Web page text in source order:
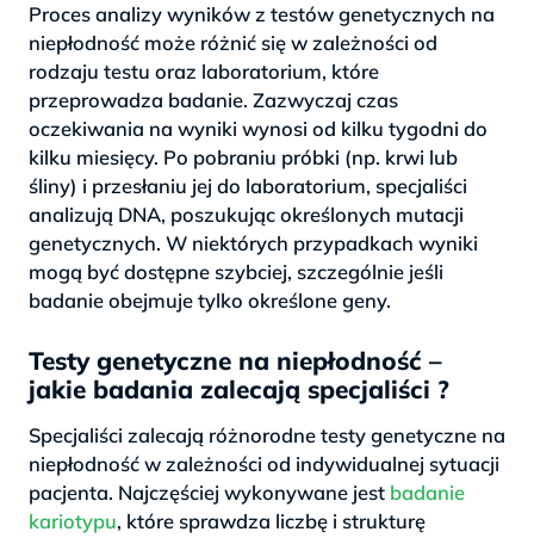
Proces analizy wyników z testów genetycznych na
niepłodność może różnić się w zależności od
rodzaju testu oraz laboratorium, które
przeprowadza badanie. Zazwyczaj czas
oczekiwania na wyniki wynosi od kilku tygodni do
kilku miesięcy. Po pobraniu próbki (np. krwi lub
śliny) i przesłaniu jej do laboratorium, specjaliści
analizują DNA, poszukując określonych mutacji
genetycznych. W niektórych przypadkach wyniki
mogą być dostępne szybciej, szczególnie jeśli
badanie obejmuje tylko określone geny.
Testy genetyczne na niepłodność –
jakie badania zalecają specjaliści ?
Specjaliści zalecają różnorodne testy genetyczne na
niepłodność w zależności od indywidualnej sytuacji
pacjenta. Najczęściej wykonywane jest badanie
kariotypu, które sprawdza liczbę i strukturę